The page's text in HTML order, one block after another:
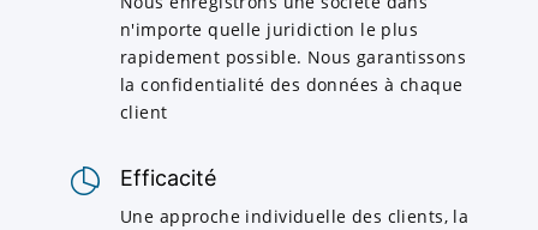
n'importe quelle juridiction le plus
rapidement possible. Nous garantissons
la confidentialité des données à chaque
client
Efficacité
Une approche individuelle des clients, la